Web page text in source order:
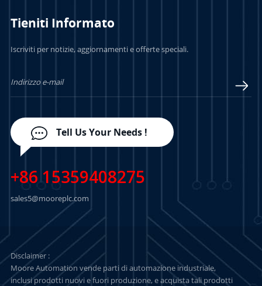
Tieniti Informato
Iscriviti per notizie, aggiornamenti e offerte speciali.
Tell Us Your Needs !
+86 15359408275
sales5@mooreplc.com
Disclaimer :
Moore Automation vende parti di automazione industriale,
inclusi prodotti nuovi e fuori produzione, e acquista tali prodotti